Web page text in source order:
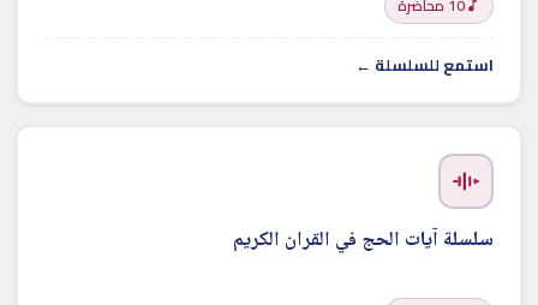
استمع للسلسلة ←
سلسلة آيات الحج في القران الكريم